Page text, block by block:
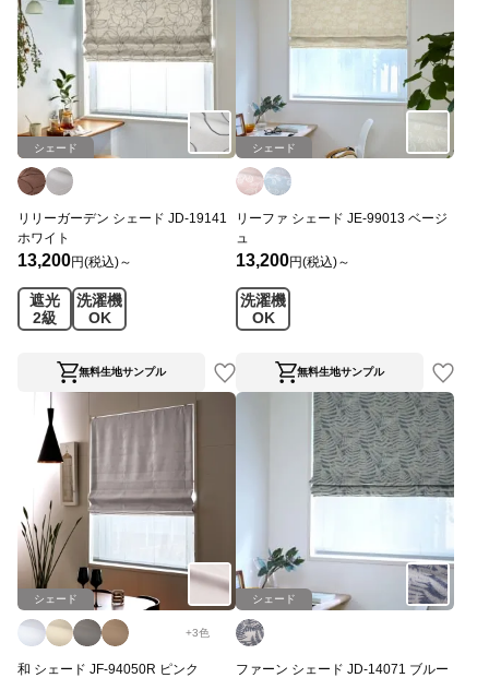
シェード
リリーガーデン シェード JD-19141
ホワイト
13,200円(税込)～
遮光
2級
洗濯機
OK
無料生地サンプル
シェード
リーファ シェード JE-99013 ベージ
ュ
13,200円(税込)～
洗濯機
OK
無料生地サンプル
シェード
+3色
和 シェード JF-94050R ピンク
シェード
ファーン シェード JD-14071 ブルー